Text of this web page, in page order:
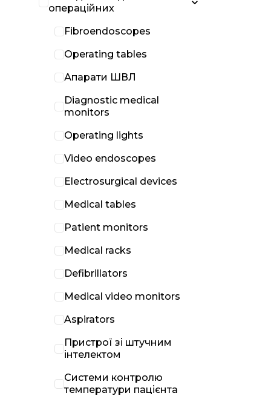
операційних
Fibroendoscopes
Operating tables
Апарати ШВЛ
Diagnostic medical
monitors
Operating lights
Video endoscopes
Electrosurgical devices
Medical tables
Patient monitors
Medical racks
Defibrillators
Medical video monitors
Aspirators
Пристрої зі штучним
інтелектом
Системи контролю
температури пацієнта